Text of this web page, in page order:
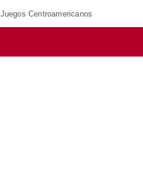
Juegos Centroamericanos